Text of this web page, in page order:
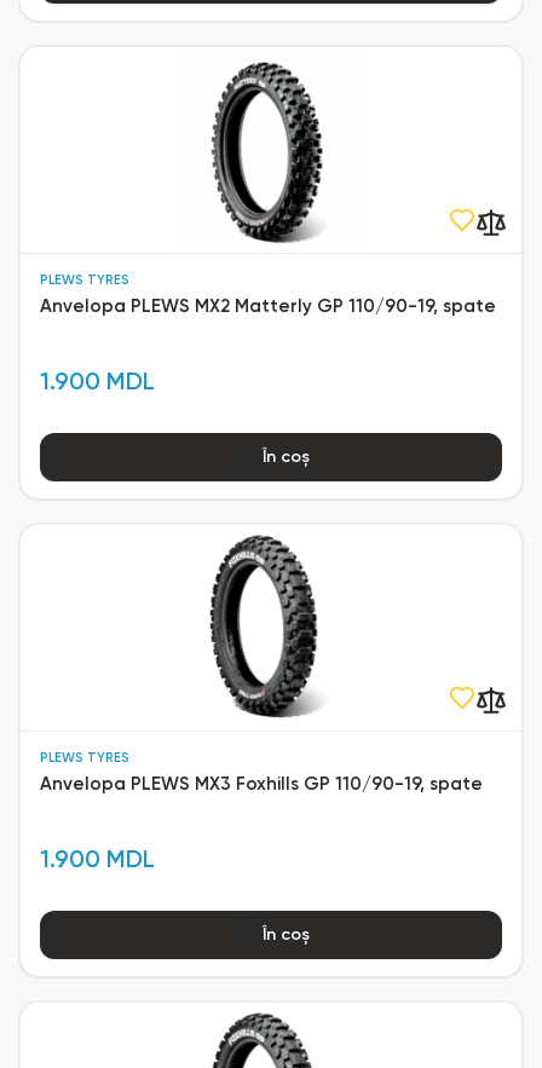
PLEWS TYRES
Anvelopa PLEWS MX2 Matterly GP 110/90-19, spate
1.900 MDL
În coș
PLEWS TYRES
Anvelopa PLEWS MX3 Foxhills GP 110/90-19, spate
1.900 MDL
În coș